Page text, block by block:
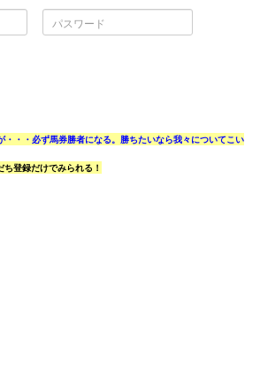
パ
ス
ワ
・・・必ず馬券勝者になる。勝ちたいなら我々についてこい
登録だけでみられる！